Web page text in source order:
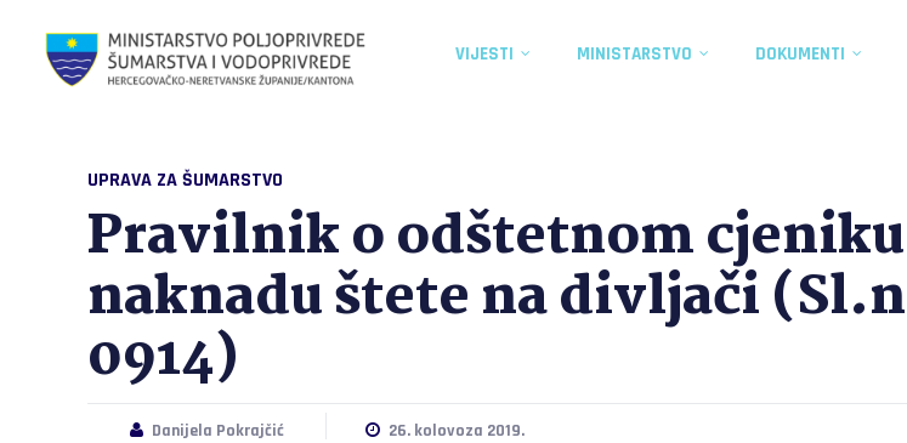
VIJESTI MINISTARSTVO DOKUMENTI
UPRAVA ZA ŠUMARSTVO
Pravilnik o odštetnom
naknadu štete na divljači
0914)
Danijela Pokrajčić 26. kolovoza 2019.